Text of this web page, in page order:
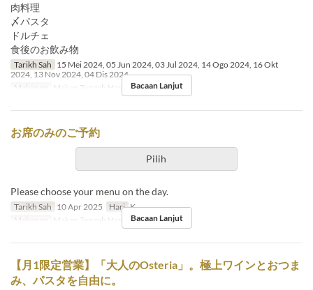
肉料理
〆パスタ
ドルチェ
食後のお飲み物
Tarikh Sah 15 Mei 2024, 05 Jun 2024, 03 Jul 2024, 14 Ogo 2024, 16 Okt
2024, 13 Nov 2024, 04 Dis 2024
Makanan
Makan Tengah Hari Bacaan Lanjut
お席のみのご予約
Pilih
Please choose your menu on the day.
Tarikh Sah 10 Apr 2025 Hari K
Makanan
Makan Tengah Hari, Makan Malam
Bacaan Lanjut
【月1限定営業】「大人のOsteria」。極上ワインとおつま
み、パスタを自由に。